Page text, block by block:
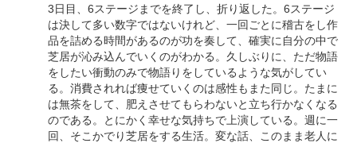
3日目、6ステージまでを終了し、折り返した。6ステージ
は決して多い数字ではないけれど、一回ごとに稽古をし作
品を詰める時間があるのが功を奏して、確実に自分の中で
芝居が沁み込んでいくのがわかる。久しぶりに、ただ物語
をしたい衝動のみで物語りをしているような気がしてい
る。消費されれば痩せていくのは感性もまた同じ。たまに
は無茶をして、肥えさせてもらわないと立ち行かなくなる
のである。とにかく幸せな気持ちで上演している。週に一
回、そこかでり芝居をする生活。変な話、このまま老人に